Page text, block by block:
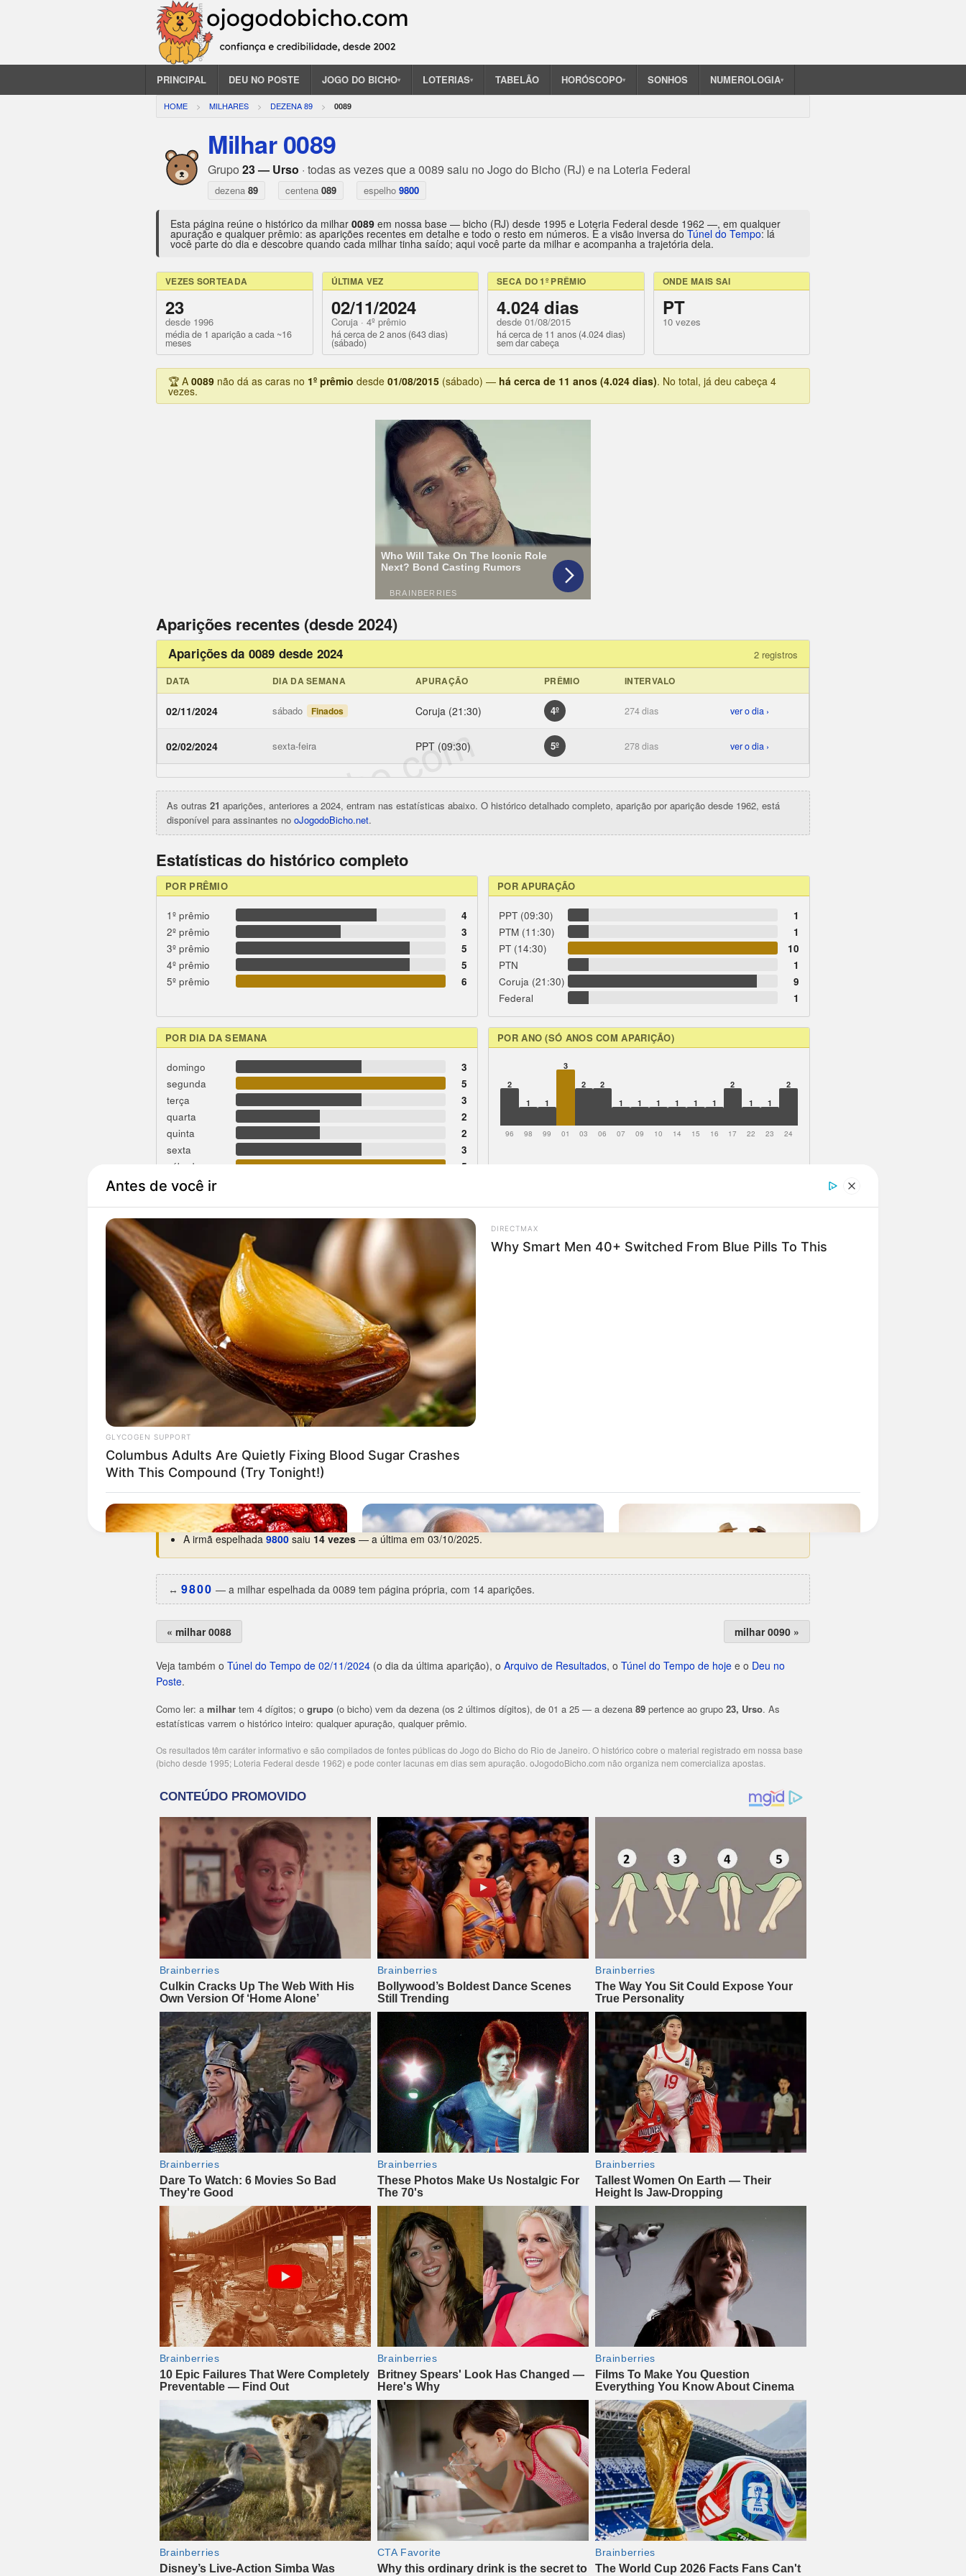
PRINCIPAL DEU NO POSTE JOGO DO BICHO▾ LOTERIAS▾ TABELÃO HORÓSCOPO▾ SONHOS NUMEROLOGIA▾
HOME MILHARES DEZENA 89 0089
Milhar 0089
Grupo 23 — Urso · todas as vezes que a 0089 saiu no Jogo do Bicho (RJ) e na Loteria Federal
dezena 89 centena 089 espelho 9800
Esta página reúne o histórico da milhar 0089 em nossa base — bicho (RJ) desde 1995 e Loteria Federal desde 1962 —, em qualquer
apuração e qualquer prêmio: as aparições recentes em detalhe e todo o resto em números. É a visão inversa do Túnel do Tempo: lá
você parte do dia e descobre quando cada milhar tinha saído; aqui você parte da milhar e acompanha a trajetória dela.
VEZES SORTEADA
23
desde 1996
média de 1 aparição a cada ~16
meses
ÚLTIMA VEZ
02/11/2024
Coruja · 4º prêmio
há cerca de 2 anos (643 dias)
(sábado)
SECA DO 1º PRÊMIO
4.024 dias
desde 01/08/2015
há cerca de 11 anos (4.024 dias)
sem dar cabeça
ONDE MAIS SAI
PT
10 vezes
🏆 A 0089 não dá as caras no 1º prêmio desde 01/08/2015 (sábado) — há cerca de 11 anos (4.024 dias). No total, já deu cabeça 4
vezes.
Aparições recentes (desde 2024)
Aparições da 0089 desde 2024 2 registros
DATA DIA DA SEMANA APURAÇÃO PRÊMIO INTERVALO
02/11/2024 sábado Finados Coruja (21:30) 4º 274 dias ver o dia ›
02/02/2024 sexta-feira PPT (09:30) 5º 278 dias ver o dia ›
ojogodobicho.com
As outras 21 aparições, anteriores a 2024, entram nas estatísticas abaixo. O histórico detalhado completo, aparição por aparição desde 1962, está
disponível para assinantes no oJogodoBicho.net.
Estatísticas do histórico completo
POR PRÊMIO
1º prêmio
4
2º prêmio
3
3º prêmio
5
4º prêmio
5
5º prêmio
6
POR APURAÇÃO
PPT (09:30)
1
PTM (11:30)
1
PT (14:30)
10
PTN
1
Coruja (21:30)
9
Federal
1
POR DIA DA SEMANA
domingo
3
segunda
5
terça
3
quarta
2
quinta
2
sexta
3
sábado
5
POR ANO (SÓ ANOS COM APARIÇÃO)
2
1
1
3
2
2
1
1 1 1 1 1
2
1
1
2
96 98 99 01 03 06 07 09 10 14 15 16 17 22 23 24
Curiosidades da 0089
O dia da semana preferido ésegunda-feira, com 5 aparições em 23.
Estreou na base em19/08/1996 (Coruja, 1º prêmio) —já como cabeça
Maior hiato: 1.802 dias(há cerca de 5 anos de silêncio), entre 28/11/2017 e 04/11/2022.
Melhor ano:2001, com 3 aparições.
Uma das aparições caiu em data especial:Finados
(02/11/2024).
A irmã espelhada 9800 saiu 14 vezes — a última em 03/10/2025.
↔️ 9800 — a milhar espelhada da 0089 tem página própria, com 14 aparições.
« milhar 0088 milhar 0090 »
Veja também o Túnel do Tempo de 02/11/2024 (o dia da última aparição), o Arquivo de Resultados, o Túnel do Tempo de hoje e o Deu no
Poste.
Como ler: a milhar tem 4 dígitos; o grupo (o bicho) vem da dezena (os 2 últimos dígitos), de 01 a 25 — a dezena 89 pertence ao grupo 23, Urso. As
estatísticas varrem o histórico inteiro: qualquer apuração, qualquer prêmio.
Os resultados têm caráter informativo e são compilados de fontes públicas do Jogo do Bicho do Rio de Janeiro. O histórico cobre o material registrado em nossa base
(bicho desde 1995; Loteria Federal desde 1962) e pode conter lacunas em dias sem apuração. oJogodoBicho.com não organiza nem comercializa apostas.
Publicidade